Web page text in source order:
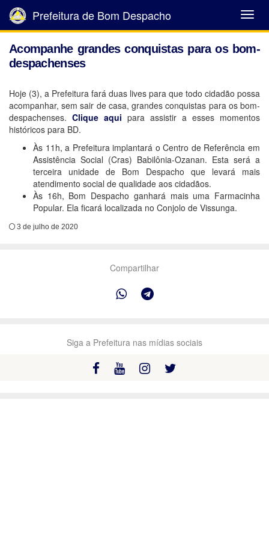
Abrir
Menu
Prefeitura de Bom Despacho
Acompanhe grandes conquistas para os bom-
despachenses
Hoje (3), a Prefeitura fará duas lives para que todo cidadão possa
acompanhar, sem sair de casa, grandes conquistas para os bom-
despachenses. Clique aqui para assistir a esses momentos
históricos para BD.
Às 11h, a Prefeitura implantará o Centro de Referência em
Assistência Social (Cras) Babilônia-Ozanan. Esta será a
terceira unidade de Bom Despacho que levará mais
atendimento social de qualidade aos cidadãos.
Às 16h, Bom Despacho ganhará mais uma Farmacinha
Popular. Ela ficará localizada no Conjolo de Vissunga.
3 de julho de 2020
Compartilhar
Siga a Prefeitura nas mídias sociais